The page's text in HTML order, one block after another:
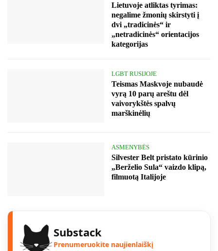
Lietuvoje atliktas tyrimas:
negalime žmonių skirstyti į
dvi „tradicinės“ ir
„netradicinės“ orientacijos
kategorijas
LGBT RUSIJOJE
Teismas Maskvoje nubaudė
vyrą 10 parų areštu dėl
vaivorykštės spalvų
marškinėlių
ASMENYBĖS
Silvester Belt pristato kūrinio
„Berželio Sula“ vaizdo klipą,
filmuotą Italijoje
Substack
Prenumeruokite naujienlaiškį